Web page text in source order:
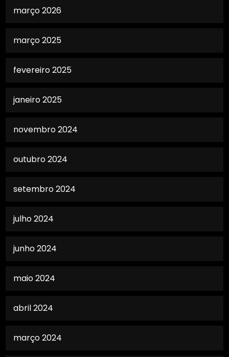
março 2026
março 2025
fevereiro 2025
janeiro 2025
novembro 2024
outubro 2024
setembro 2024
julho 2024
junho 2024
maio 2024
abril 2024
março 2024